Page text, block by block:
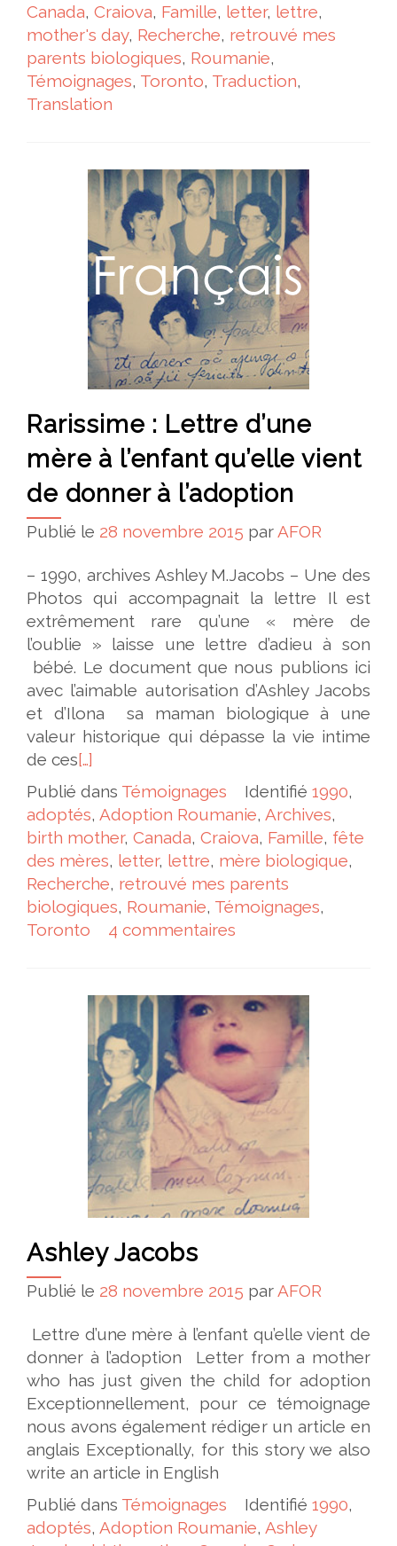
Canada, Craiova, Famille, letter, lettre,
mother's day, Recherche, retrouvé mes
parents biologiques, Roumanie,
Témoignages, Toronto, Traduction,
Translation
Rarissime : Lettre d’une
mère à l’enfant qu’elle vient
de donner à l’adoption
Publié le 28 novembre 2015 par AFOR
– 1990, archives Ashley M.Jacobs – Une des
Photos qui accompagnait la lettre Il est
extrêmement rare qu’une « mère de
l’oublie » laisse une lettre d’adieu à son
bébé. Le document que nous publions ici
avec l’aimable autorisation d’Ashley Jacobs
et d’Ilona sa maman biologique à une
valeur historique qui dépasse la vie intime
de ces[…]
Publié dans Témoignages Identifié 1990,
adoptés, Adoption Roumanie, Archives,
birth mother, Canada, Craiova, Famille, fête
des mères, letter, lettre, mère biologique,
Recherche, retrouvé mes parents
biologiques, Roumanie, Témoignages,
Toronto
4 commentaires
Ashley Jacobs
Publié le 28 novembre 2015 par AFOR
Lettre d’une mère à l’enfant qu’elle vient de
donner à l’adoption Letter from a mother
who has just given the child for adoption
Exceptionnellement, pour ce témoignage
nous avons également rédiger un article en
anglais Exceptionally, for this story we also
write an article in English
Publié dans Témoignages Identifié 1990,
adoptés, Adoption Roumanie, Ashley